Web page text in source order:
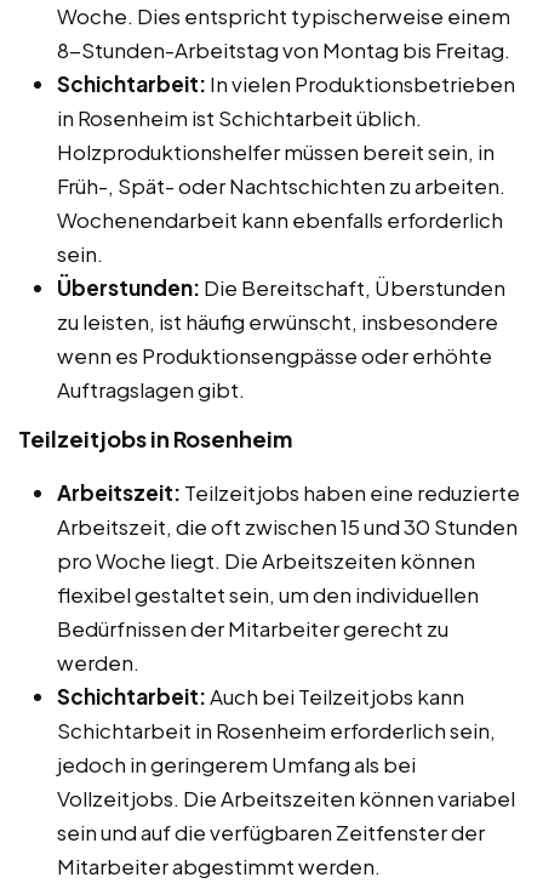
Woche. Dies entspricht typischerweise einem
8-Stunden-Arbeitstag von Montag bis Freitag.
Schichtarbeit: In vielen Produktionsbetrieben
in Rosenheim ist Schichtarbeit üblich.
Holzproduktionshelfer müssen bereit sein, in
Früh-, Spät- oder Nachtschichten zu arbeiten.
Wochenendarbeit kann ebenfalls erforderlich
sein.
Überstunden: Die Bereitschaft, Überstunden
zu leisten, ist häufig erwünscht, insbesondere
wenn es Produktionsengpässe oder erhöhte
Auftragslagen gibt.
Teilzeitjobs in Rosenheim
Arbeitszeit: Teilzeitjobs haben eine reduzierte
Arbeitszeit, die oft zwischen 15 und 30 Stunden
pro Woche liegt. Die Arbeitszeiten können
flexibel gestaltet sein, um den individuellen
Bedürfnissen der Mitarbeiter gerecht zu
werden.
Schichtarbeit:Auch bei Teilzeitjobs kann
Schichtarbeit in Rosenheim erforderlich sein,
jedoch in geringerem Umfang als bei
Vollzeitjobs. Die Arbeitszeiten können variabel
sein und auf die verfügbaren Zeitfenster der
Mitarbeiter abgestimmt werden.